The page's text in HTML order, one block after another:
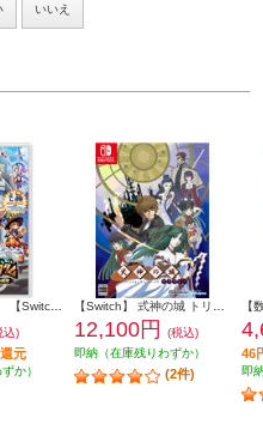
いいえ
込)
元
か）
12,100円
(税込)
即納（在庫残りわずか）
(2件)
46
即